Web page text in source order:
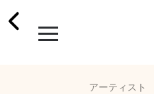
アーティスト